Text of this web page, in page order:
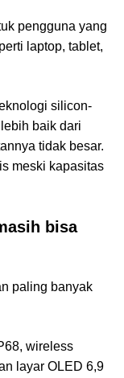
pengguna yang
laptop, tablet,
silicon-
baik dari
tidak besar.
meski kapasitas
bisa
paling banyak
wireless
layar OLED 6,9